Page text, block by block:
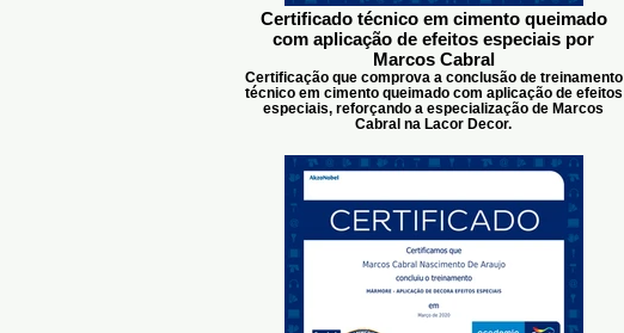
Certificado técnico em cimento queimado
com aplicação de efeitos especiais por
Marcos Cabral
Certificação que comprova a conclusão de treinamento
técnico em cimento queimado com aplicação de efeitos
especiais, reforçando a especialização de Marcos
Cabral na Lacor Decor.